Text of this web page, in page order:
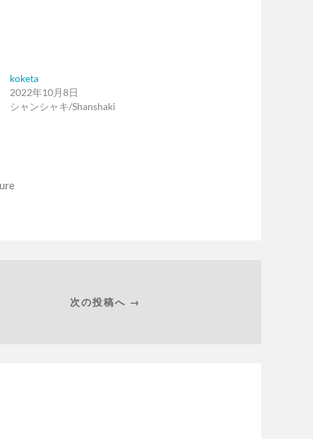
koketa
2022年10月8日
シャンシャキ/Shanshaki
次の投稿へ →